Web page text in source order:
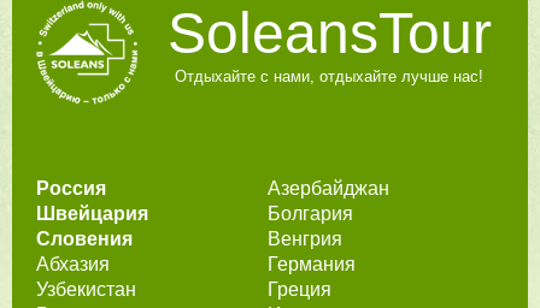
SoleansTour
Отдыхайте с нами, отдыхайте лучше нас!
Россия
Швейцария
Словения
Абхазия
Узбекистан
Азербайджан
Болгария
Венгрия
Германия
Греция